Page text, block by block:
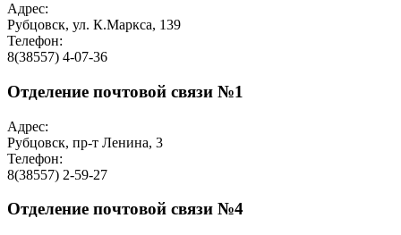
Адрес:
Рубцовск, ул. К.Маркса, 139
Телефон:
8(38557) 4-07-36
Отделение почтовой связи №1
Адрес:
Рубцовск, пр-т Ленина, 3
Телефон:
8(38557) 2-59-27
Отделение почтовой связи №4